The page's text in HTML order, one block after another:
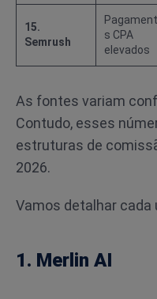
15.
Semrush
s CPA
elevados
As fontes variam
Contudo, esses
estruturas de
2026.
Vamos detalhar cada
1. Merlin AI